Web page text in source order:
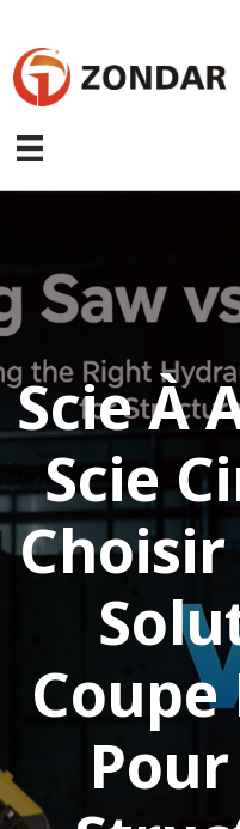
contenu
Scie À
Scie
Pour